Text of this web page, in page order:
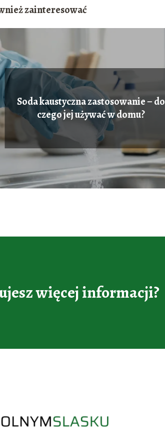
zainteresować
Soda kaustyczna zastosowanie – do
czego jej używać w domu?
więcej informacji?